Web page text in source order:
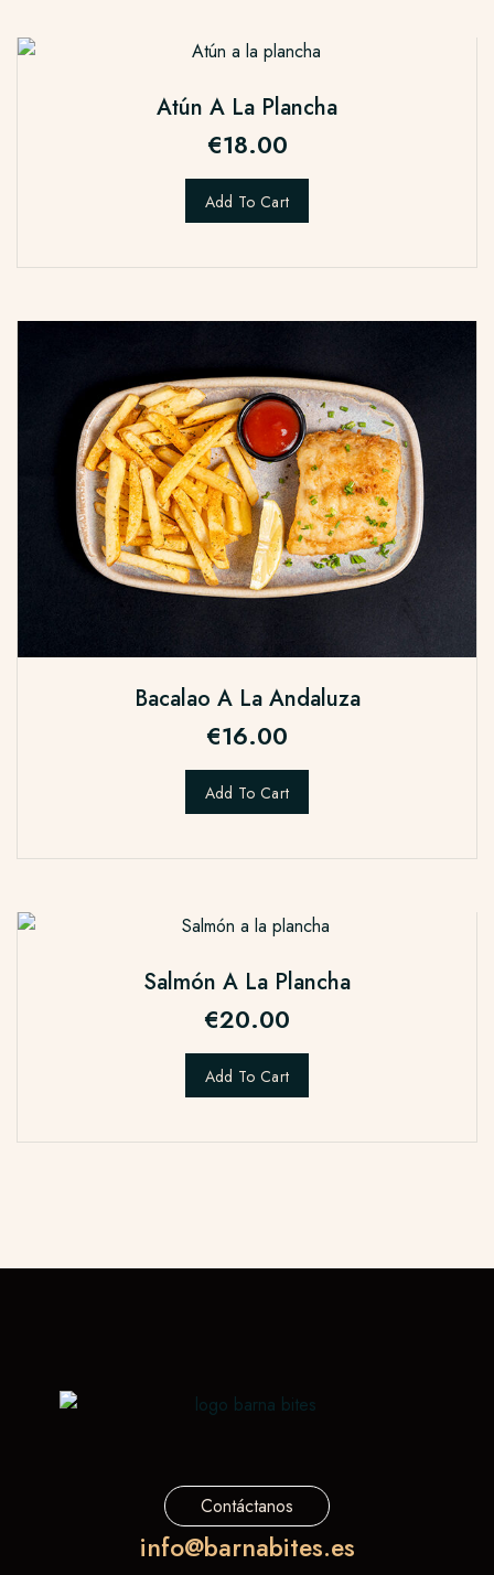
Atún A La Plancha
€18.00
Add To Cart
Bacalao A La Andaluza
€16.00
Add To Cart
Salmón A La Plancha
€20.00
Add To Cart
Contáctanos
info@barnabites.es